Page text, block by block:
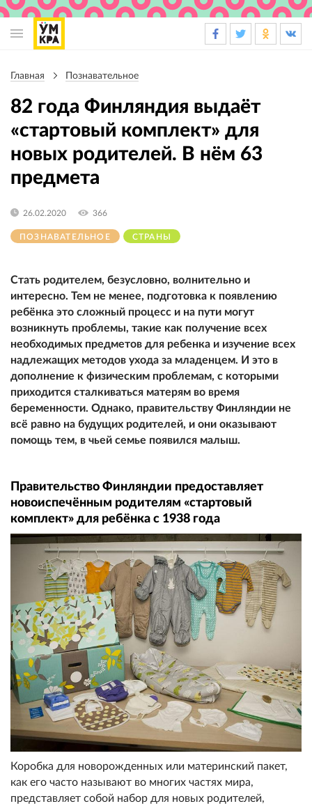
навигация
навигации
Главная Познавательное
82 года Финляндия выдаёт
«стартовый комплект» для
новых родителей. В нём 63
предмета
ПОЗНАВАТЕЛЬНОЕ СТРАНЫ
26.02.2020 366
Стать родителем, безусловно, волнительно и
интересно. Тем не менее, подготовка к появлению
ребёнка это сложный процесс и на пути могут
возникнуть проблемы, такие как получение всех
необходимых предметов для ребенка и изучение всех
надлежащих методов ухода за младенцем. И это в
дополнение к физическим проблемам, с которыми
приходится сталкиваться матерям во время
беременности. Однако, правительству Финляндии не
всё равно на будущих родителей, и они оказывают
помощь тем, в чьей семье появился малыш.
Правительство Финляндии предоставляет
новоиспечённым родителям «стартовый
комплект» для ребёнка с 1938 года
Коробка для новорожденных или материнский пакет,
как его часто называют во многих частях мира,
представляет собой набор для новых родителей,